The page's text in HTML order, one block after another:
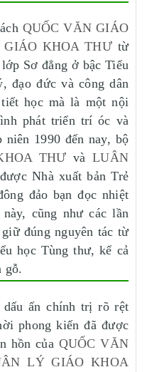
QUỐC VĂN GIÁO
KHOA THƯtừ
Sơ đẳng ở bậc Tiểu
đạo đức và công dân
học mà là một nội
phát triển trí óc và
1990 đến nay, bộ
THƯ vàLUÂN
Nhà xuất bản Trẻ
đảo bạn đọc nhiệt
cũng như các lần
đúng nguyên tác từ
học Tùng thư, kể cả
gỗ.
ấn chính trị rõ rệt
phong kiến đã được
hồn của QUỐC VĂN
LÝ GIÁO KHOA